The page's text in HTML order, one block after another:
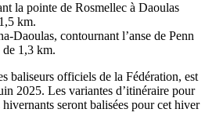
la pointe de Rosmellec à Daoulas
km.
Daoulas, contournant l’anse de Penn
1,3 km.
baliseurs officiels de la Fédération, est
2025. Les variantes d’itinéraire pour
seront balisées pour cet hiver